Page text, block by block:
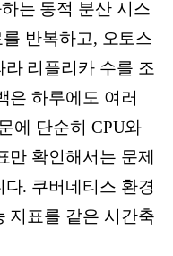
는 동적 분산 시스
반복하고, 오토스
리플리카 수를 조
은 하루에도 여러
에 단순히 CPU와
만 확인해서는 문제
. 쿠버네티스 환경
지표를 같은 시간축